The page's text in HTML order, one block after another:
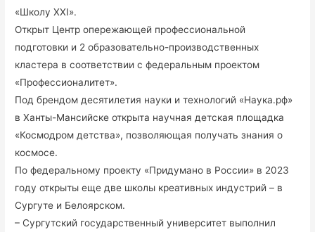
«Школу XXI».
Открыт Центр опережающей профессиональной
подготовки и 2 образовательно-производственных
кластера в соответствии с федеральным проектом
«Профессионалитет».
Под брендом десятилетия науки и технологий «Наука.рф»
в Ханты-Мансийске открыта научная детская площадка
«Космодром детства», позволяющая получать знания о
космосе.
По федеральному проекту «Придумано в России» в 2023
году открыты еще две школы креативных индустрий – в
Сургуте и Белоярском.
– Сургутский государственный университет выполнил